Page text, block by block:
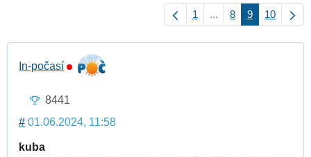
1 ... 8 9 10
In-počasí
8441
# 01.06.2024, 11:58
kuba